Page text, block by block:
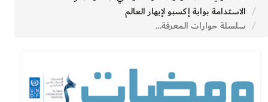
الاستدامة بوابة إكسبو لإبهار العالم
سلسلة حوارات المعرفة 2021